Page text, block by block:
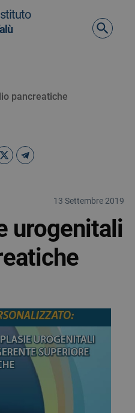
pancreatiche
13 Settembre 2019
urogenitali